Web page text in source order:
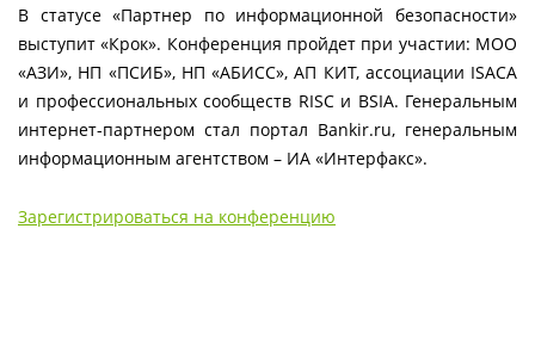
В статусе «Партнер по информационной безопасности»
выступит «Крок». Конференция пройдет при участии: МОО
«АЗИ», НП «ПСИБ», НП «АБИСС», АП КИТ, ассоциации ISACA
и профессиональных сообществ RISC и BSIA. Генеральным
интернет-партнером стал портал Bankir.ru, генеральным
информационным агентством – ИА «Интерфакс».
Зарегистрироваться на конференцию